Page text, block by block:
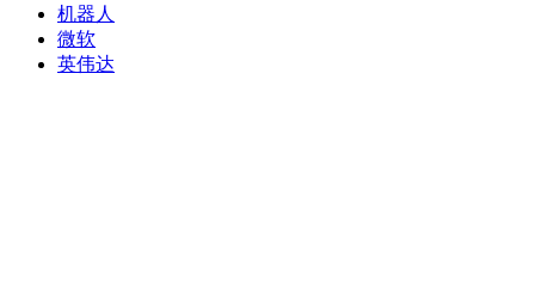
机器人
微软
英伟达